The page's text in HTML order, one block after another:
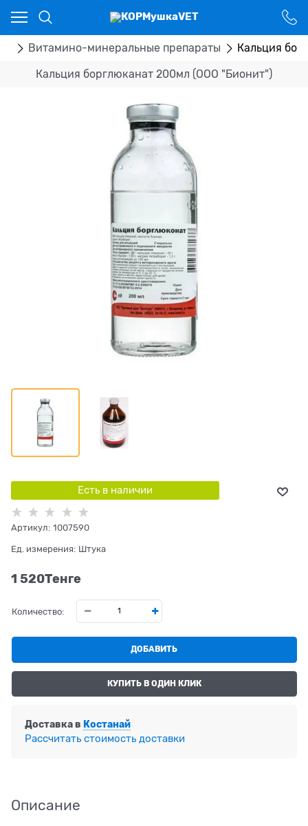
Витамино-минеральные препараты Кальция
Кальция борглюканат 200мл (ООО "Бионит")
Есть в наличии
Артикул: 1007590
Ед. измерения: Штука
1 520Tенге
Количество:
ДОБАВИТЬ
КУПИТЬ В ОДИН КЛИК
Доставка в Костанай
Рассчитать стоимость доставки
Описание
Ваш город - Костанай,
угадали?